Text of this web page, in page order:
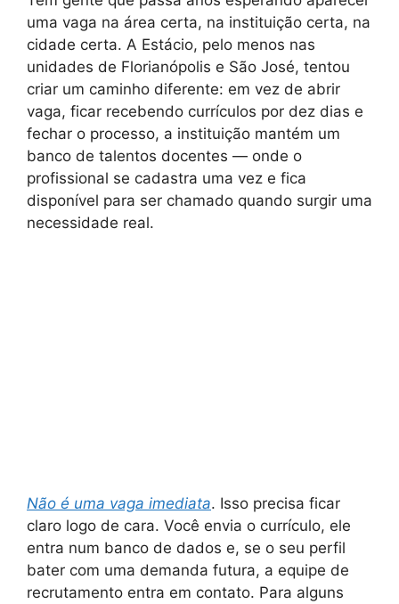
uma vaga na área certa, na instituição certa, na
cidade certa. A Estácio, pelo menos nas
unidades de Florianópolis e São José, tentou
criar um caminho diferente: em vez de abrir
vaga, ficar recebendo currículos por dez dias e
fechar o processo, a instituição mantém um
banco de talentos docentes — onde o
profissional se cadastra uma vez e fica
disponível para ser chamado quando surgir uma
necessidade real.
Não é uma vaga imediata. Isso precisa ficar
claro logo de cara. Você envia o currículo, ele
entra num banco de dados e, se o seu perfil
bater com uma demanda futura, a equipe de
recrutamento entra em contato. Para alguns